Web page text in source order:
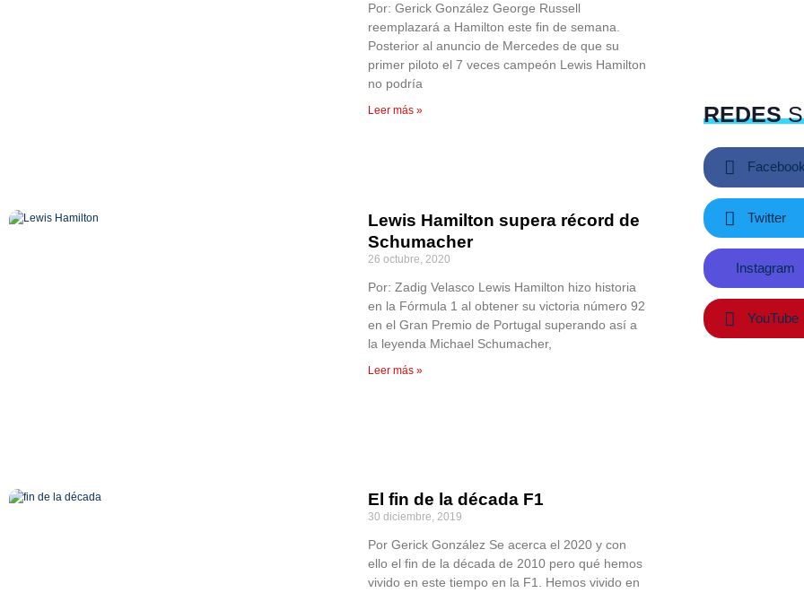
Por: Gerick González George Russell
reemplazará a Hamilton este fin de semana.
Posterior al anuncio de Mercedes de que su
primer piloto el 7 veces campeón Lewis Hamilton
no podría
Leer más »
Lewis Hamilton supera récord de
Schumacher
26 octubre, 2020
Por: Zadig Velasco Lewis Hamilton hizo historia
en la Fórmula 1 al obtener su victoria número 92
en el Gran Premio de Portugal superando así a
la leyenda Michael Schumacher,
Leer más »
El fin de la década F1
30 diciembre, 2019
Por Gerick González Se acerca el 2020 y con
ello el fin de la década de 2010 pero qué hemos
vivido en este tiempo en la F1. Hemos vivido en
REDES
Twitter
Instagram
YouTube